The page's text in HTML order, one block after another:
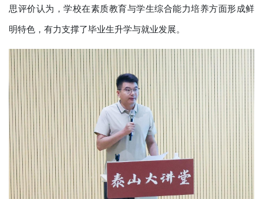
思评价认为，学校在素质教育与学生综合能力培养方面形成鲜
明特色，有力支撑了毕业生升学与就业发展。